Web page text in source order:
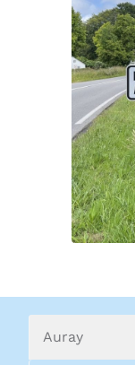
Auray